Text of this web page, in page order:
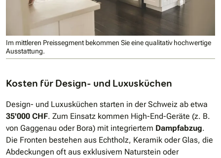
Im mittleren Preissegment bekommen Sie eine qualitativ hochwertige
Ausstattung.
Kosten für Design- und Luxusküchen
Design- und Luxusküchen starten in der Schweiz ab etwa
35'000 CHF. Zum Einsatz kommen High-End-Geräte (z. B.
von Gaggenau oder Bora) mit integriertem Dampfabzug.
Die Fronten bestehen aus Echtholz, Keramik oder Glas, die
Abdeckungen oft aus exklusivem Naturstein oder